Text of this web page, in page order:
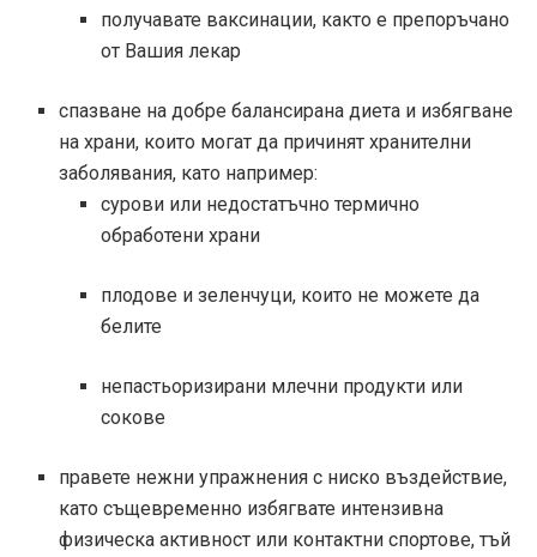
получавате ваксинации, както е препоръчано
от Вашия лекар
спазване на добре балансирана диета и избягване
на храни, които могат да причинят хранителни
заболявания, като например:
сурови или недостатъчно термично
обработени храни
плодове и зеленчуци, които не можете да
белите
непастьоризирани млечни продукти или
сокове
правете нежни упражнения с ниско въздействие,
като същевременно избягвате интензивна
физическа активност или контактни спортове, тъй